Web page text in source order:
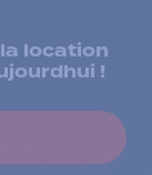
location
!